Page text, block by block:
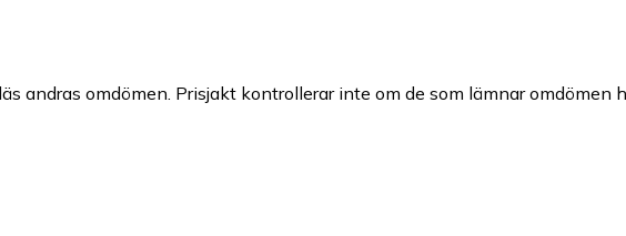
andras omdömen. Prisjakt kontrollerar inte om de som lämnar